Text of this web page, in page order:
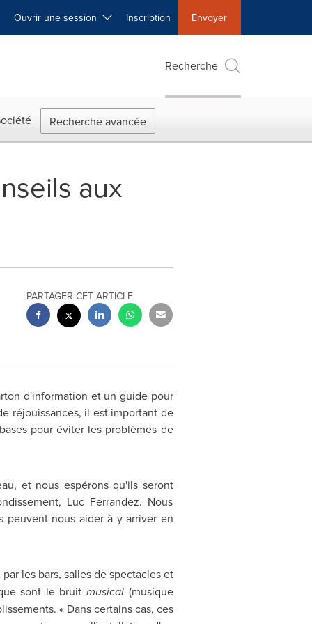
Ouvrir une session Inscription Envoyer
Recherche
Recherche avancée
aux
PARTAGER CET ARTICLE
d'information et un guide pour
réjouissances, il est important de
pour éviter les problèmes de
et nous espérons qu'ils seront
Luc Ferrandez. Nous
peuvent nous aider à y arriver en
les bars, salles de spectacles et
sont le bruit musical(musique
« Dans certains cas, ces